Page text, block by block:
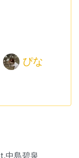
ぴな
中島碧泉